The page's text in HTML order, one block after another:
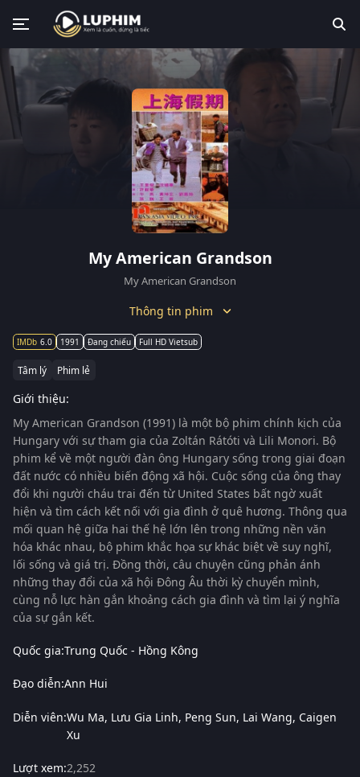
My American Grandson
My American Grandson
Thông tin phim
6.0 1991 Đang chiếu Full HD Vietsub
Tâm lý Phim lẻ
Giới thiệu:
My American Grandson (1991) là một bộ phim chính kịch của
Hungary với sự tham gia của Zoltán Rátóti và Lili Monori. Bộ
phim kể về một người đàn ông Hungary sống trong giai đoạn
đất nước có nhiều biến động xã hội. Cuộc sống của ông thay
đổi khi người cháu trai đến từ United States bất ngờ xuất
hiện và tìm cách kết nối với gia đình ở quê hương. Thông qua
mối quan hệ giữa hai thế hệ lớn lên trong những nền văn
hóa khác nhau, bộ phim khắc họa sự khác biệt về suy nghĩ,
lối sống và giá trị. Đồng thời, câu chuyện cũng phản ánh
những thay đổi của xã hội Đông Âu thời kỳ chuyển mình,
cùng nỗ lực hàn gắn khoảng cách gia đình và tìm lại ý nghĩa
của sự gắn kết.
Quốc gia:Trung Quốc - Hồng Kông
Đạo diễn:Ann Hui
Diễn viên:Wu Ma Lưu Gia Linh Peng Sun Lai Wang Caigen
Xu
Lượt xem:2,252